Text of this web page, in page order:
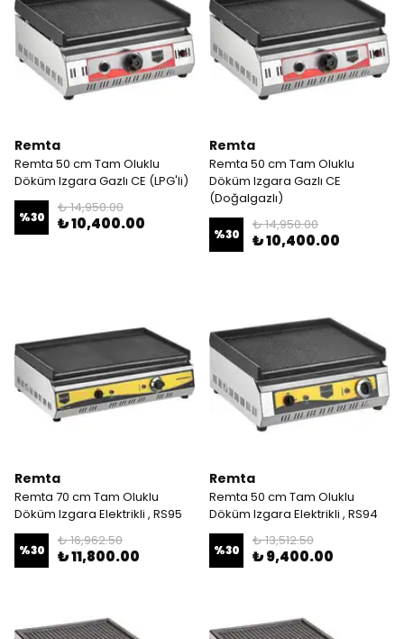
Remta
Remta 50 cm Tam Oluklu
Döküm Izgara Gazlı CE (LPG'li)
%30
₺ 14,950.00
₺ 10,400.00
Remta
Remta 50 cm Tam Oluklu
Döküm Izgara Gazlı CE
(Doğalgazlı)
%30
₺ 14,950.00
₺ 10,400.00
Remta
Remta 70 cm Tam Oluklu
Döküm Izgara Elektrikli , RS95
%30
₺ 16,962.50
₺ 11,800.00
Remta
Remta 50 cm Tam Oluklu
Döküm Izgara Elektrikli , RS94
%30
₺ 13,512.50
₺ 9,400.00